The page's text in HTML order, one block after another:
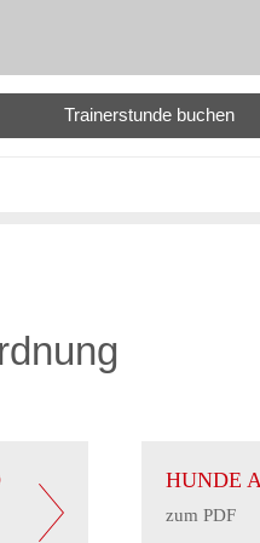
Trainerstunde buchen
HUNDE
zum PDF